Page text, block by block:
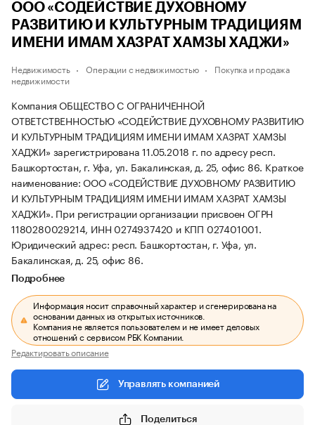
ООО «СОДЕЙСТВИЕ ДУХОВНОМУ
РАЗВИТИЮ И КУЛЬТУРНЫМ ТРАДИЦИЯМ
ИМЕНИ ИМАМ ХАЗРАТ ХАМЗЫ ХАДЖИ»
Недвижимость Операции с недвижимостью
Покупка и продажа
недвижимости
Компания ОБЩЕСТВО С ОГРАНИЧЕННОЙ
ОТВЕТСТВЕННОСТЬЮ «СОДЕЙСТВИЕ ДУХОВНОМУ РАЗВИТИЮ
И КУЛЬТУРНЫМ ТРАДИЦИЯМ ИМЕНИ ИМАМ ХАЗРАТ ХАМЗЫ
ХАДЖИ» зарегистрирована 11.05.2018 г. по адресу респ.
Башкортостан, г. Уфа, ул. Бакалинская, д. 25, офис 86. Краткое
наименование: ООО «СОДЕЙСТВИЕ ДУХОВНОМУ РАЗВИТИЮ
И КУЛЬТУРНЫМ ТРАДИЦИЯМ ИМЕНИ ИМАМ ХАЗРАТ ХАМЗЫ
ХАДЖИ». При регистрации организации присвоен ОГРН
1180280029214, ИНН 0274937420 и КПП 027401001.
Юридический адрес: респ. Башкортостан, г. Уфа, ул.
Бакалинская, д. 25, офис 86.
Подробнее
Информация носит справочный характер и сгенерирована на
основании данных из открытых источников.
Компания не является пользователем и не имеет деловых
отношений с сервисом РБК Компании.
Редактировать описание
Управлять компанией
Поделиться